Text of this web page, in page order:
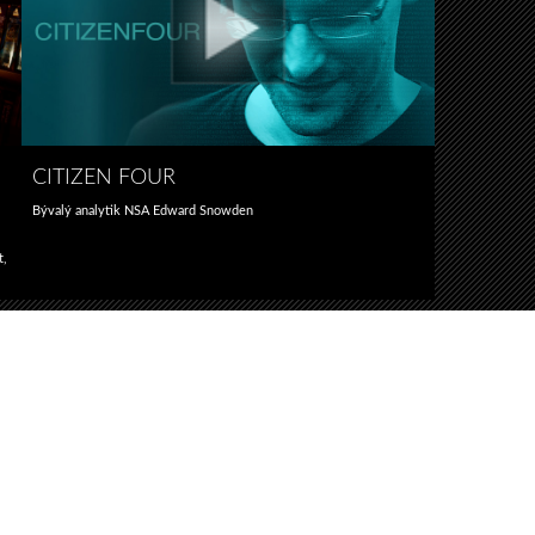
CITIZEN FOUR
Bývalý analytik NSA Edward Snowden